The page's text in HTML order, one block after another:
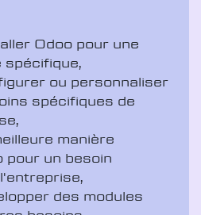
Odoo pour une
ou personnaliser
spécifiques de
manière
pour un besoin
des modules